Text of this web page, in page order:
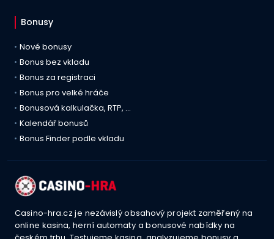
Bonusy
Nové bonusy
Bonus bez vkladu
Bonus za registraci
Bonus pro velké hráče
Bonusová kalkulačka, RTP, …
Kalendář bonusů
Bonus Finder podle vkladu
Casino-hra.cz je nezávislý obsahový projekt zaměřený na
online kasina, herní automaty a bonusové nabídky na